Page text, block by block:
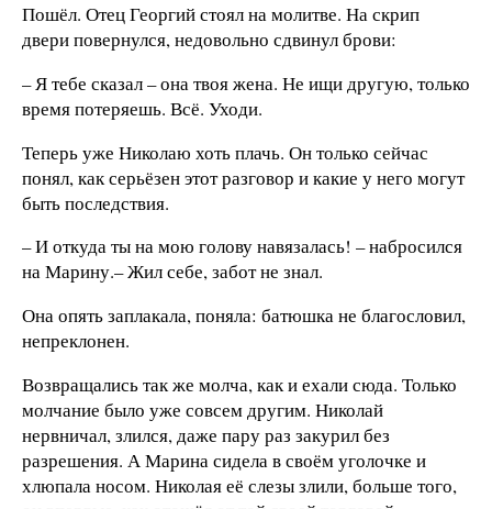
Пошёл. Отец Георгий стоял на молитве. На скрип
двери повернулся, недовольно сдвинул брови:
– Я тебе сказал – она твоя жена. Не ищи другую, только
время потеряешь. Всё. Уходи.
Теперь уже Николаю хоть плачь. Он только сейчас
понял, как серьёзен этот разговор и какие у него могут
быть последствия.
– И откуда ты на мою голову навязалась! – набросился
на Марину.– Жил себе, забот не знал.
Она опять заплакала, поняла: батюшка не благословил,
непреклонен.
Возвращались так же молча, как и ехали сюда. Только
молчание было уже совсем другим. Николай
нервничал, злился, даже пару раз закурил без
разрешения. А Марина сидела в своём уголочке и
хлюпала носом. Николая её слезы злили, больше того,